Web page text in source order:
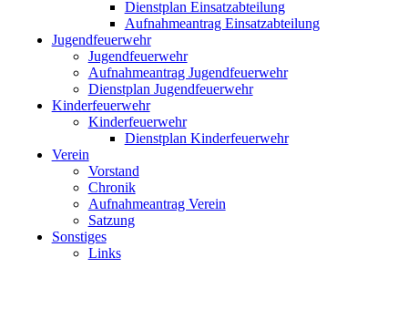
Dienstplan Einsatzabteilung
Aufnahmeantrag Einsatzabteilung
Jugendfeuerwehr
Jugendfeuerwehr
Aufnahmeantrag Jugendfeuerwehr
Dienstplan Jugendfeuerwehr
Kinderfeuerwehr
Kinderfeuerwehr
Dienstplan Kinderfeuerwehr
Verein
Vorstand
Chronik
Aufnahmeantrag Verein
Satzung
Sonstiges
Links